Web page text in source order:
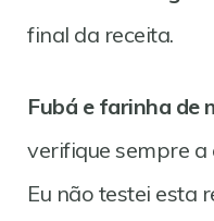
final da receita.
Fubá e farinha de
verifique sempre
Eu não testei esta